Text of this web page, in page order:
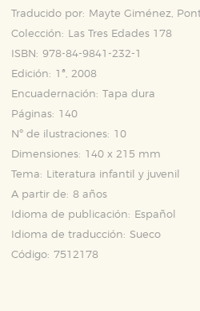
Traducido por:
Mayte Giménez,
Colección:
Las Tres Edades 178
ISBN: 978-84-9841-232-1
Edición: 1ª, 2008
Encuadernación: Tapa dura
Páginas: 140
Nº de ilustraciones: 10
Dimensiones: 140 x 215 mm
Tema:
Literatura infantil y juvenil
A partir de: 8 años
Idioma de publicación:
Español
Idioma de traducción: Sueco
Código: 7512178